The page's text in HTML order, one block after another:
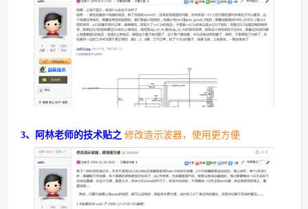
3、阿林老师的技术贴之 修改造示波器，使用更方便